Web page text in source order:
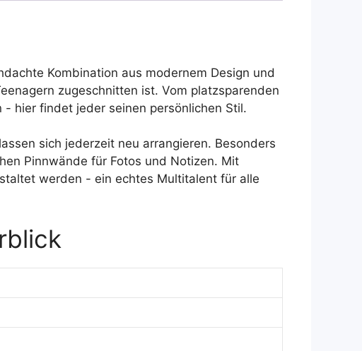
Kombination aus modernem Design und
zugeschnitten ist. Vom platzsparenden
hier findet jeder seinen persönlichen Stil.
sich jederzeit neu arrangieren. Besonders
Pinnwände für Fotos und Notizen. Mit
werden - ein echtes Multitalent für alle